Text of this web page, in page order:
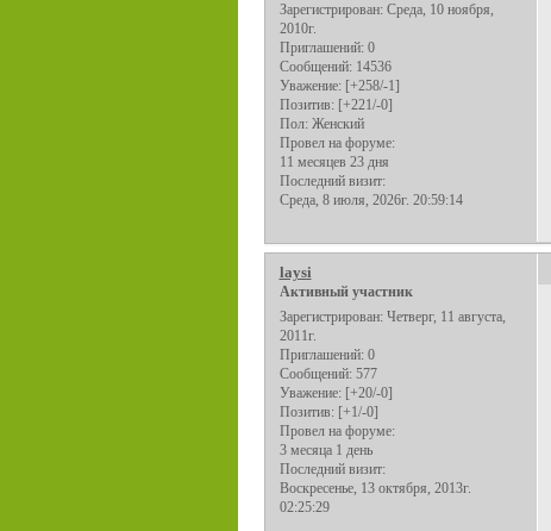
Зарегистрирован: Среда, 10 ноября,
2010г.
Приглашений:0
Сообщений:14536
Уважение: [+258/-1]
Позитив: [+221/-0]
Пол:Женский
Провел на форуме:
11 месяцев 23 дня
Последний визит:
Среда, 8 июля, 2026г. 20:59:14
laysi
Активный участник
Зарегистрирован: Четверг, 11 августа,
2011г.
Приглашений:0
Сообщений:577
Уважение: [+20/-0]
Позитив: [+1/-0]
Провел на форуме:
3 месяца 1 день
Последний визит:
Воскресенье, 13 октября, 2013г.
02:25:29